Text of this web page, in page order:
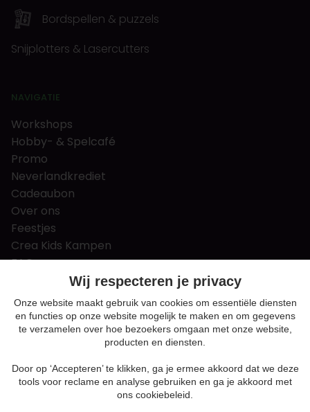
Bordspellen & puzzels
Snijplotters & Lasercutters
NAVIGATIE
Workshops
Hobby- & Spelcafé
Promo
Neverlandkrediet
Cadeaubon
Over ons
Feestjes
Crea Kids Kampen
FAQ
Tips & tricks
Contact
Nieuws & Vacatures
Algemene voorwaarden
Privacy en cookie policy
Wij respecteren je privacy
Onze website maakt gebruik van cookies om essentiële diensten
en functies op onze website mogelijk te maken en om gegevens
te verzamelen over hoe bezoekers omgaan met onze website,
producten en diensten.
Door op ‘Accepteren’ te klikken, ga je ermee akkoord dat we deze
tools voor reclame en analyse gebruiken en ga je akkoord met
ons cookiebeleid.